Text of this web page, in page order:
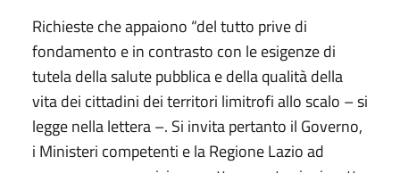
Richieste che appaiono “del tutto prive di
fondamento e in contrasto con le esigenze di
tutela della salute pubblica e della qualità della
vita dei cittadini dei territori limitrofi allo scalo – si
legge nella lettera –. Si invita pertanto il Governo,
i Ministeri competenti e la Regione Lazio ad